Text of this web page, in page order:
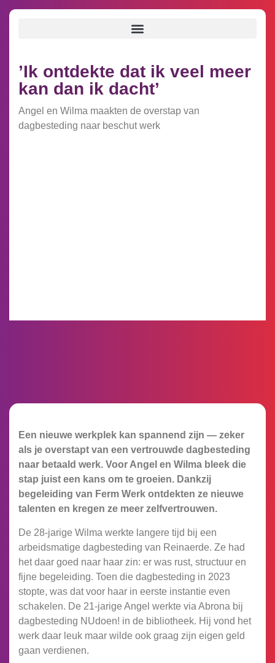
’Ik ontdekte dat ik veel meer
kan dan ik dacht’
Angel en Wilma maakten de overstap van
dagbesteding naar beschut werk
Een nieuwe werkplek kan spannend zijn — zeker
als je overstapt van een vertrouwde dagbesteding
naar betaald werk. Voor Angel en Wilma bleek die
stap juist een kans om te groeien. Dankzij
begeleiding van Ferm Werk ontdekten ze nieuwe
talenten en kregen ze meer zelfvertrouwen.
De 28-jarige Wilma werkte langere tijd bij een
arbeidsmatige dagbesteding van Reinaerde. Ze had
het daar goed naar haar zin: er was rust, structuur en
fijne begeleiding. Toen die dagbesteding in 2023
stopte, was dat voor haar in eerste instantie even
schakelen. De 21-jarige Angel werkte via Abrona bij
dagbesteding NUdoen! in de bibliotheek. Hij vond het
werk daar leuk maar wilde ook graag zijn eigen geld
gaan verdienen.